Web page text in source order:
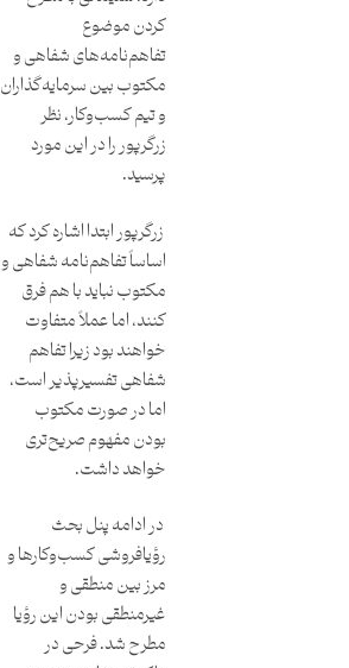
کردن موضوع
تفاهم‌نامه‌های شفاهی و
مکتوب بین سرمایه‌گذاران
و تیم کسب‌وکار، نظر
زرگرپور را در این مورد
پرسید.
زرگرپور ابتدا اشاره کرد که
اساساً تفاهم‌نامه شفاهی و
مکتوب نباید با هم فرق
کنند، اما عملاً متفاوت
خواهند بود زیرا تفاهم
شفاهی تفسیرپذیر است،
اما در صورت مکتوب
بودن مفهوم صریح‌تری
خواهد داشت.
در ادامه پنل بحث
رؤیافروشی کسب‌وکارها و
مرز بین منطقی و
غیرمنطقی بودن این رؤیا
مطرح شد. فرحی در